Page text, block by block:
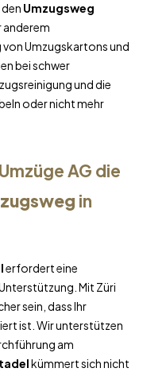
Umzugsweg
anderem
Umzugskartons und
bei schwer
und die
oder nicht mehr
AG die
in
erfordert eine
Mit Züri
sein, dass Ihr
ist. Wir unterstützen
am
kümmert sich nicht